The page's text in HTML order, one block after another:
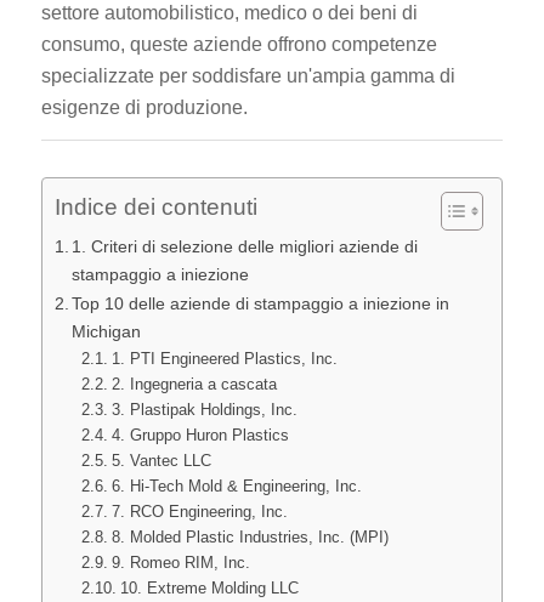
settore automobilistico, medico o dei beni di
consumo, queste aziende offrono competenze
specializzate per soddisfare un'ampia gamma di
esigenze di produzione.
Indice dei contenuti
1. Criteri di selezione delle migliori aziende di
stampaggio a iniezione
Top 10 delle aziende di stampaggio a iniezione in
Michigan
1. PTI Engineered Plastics, Inc.
2. Ingegneria a cascata
3. Plastipak Holdings, Inc.
4. Gruppo Huron Plastics
5. Vantec LLC
6. Hi-Tech Mold & Engineering, Inc.
7. RCO Engineering, Inc.
8. Molded Plastic Industries, Inc. (MPI)
9. Romeo RIM, Inc.
10. Extreme Molding LLC